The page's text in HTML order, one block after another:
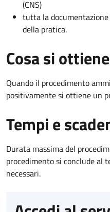
(CNS)
tutta la
della pratica.
Cosa si ottiene
Quando il procedimento
positivamente si ottiene un
Tempi e
Durata massima del
procedimento si conclude al
necessari.